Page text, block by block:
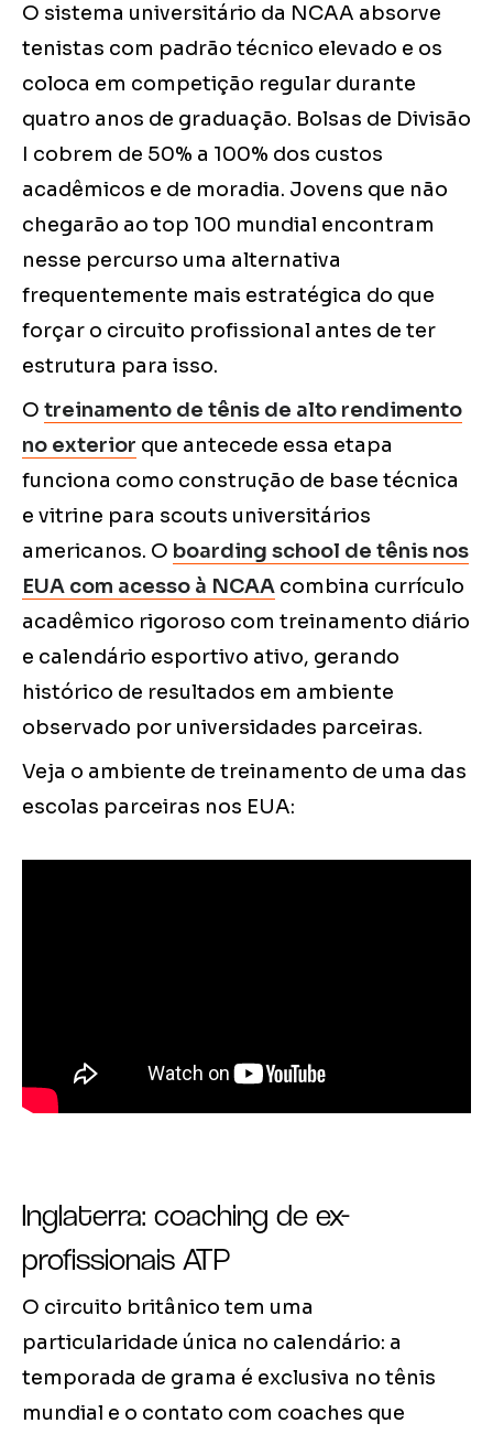
O sistema universitário da NCAA absorve
tenistas com padrão técnico elevado e os
coloca em competição regular durante
quatro anos de graduação. Bolsas de Divisão
I cobrem de 50% a 100% dos custos
acadêmicos e de moradia. Jovens que não
chegarão ao top 100 mundial encontram
nesse percurso uma alternativa
frequentemente mais estratégica do que
forçar o circuito profissional antes de ter
estrutura para isso.
O treinamento de tênis de alto rendimento
no exterior que antecede essa etapa
funciona como construção de base técnica
e vitrine para scouts universitários
americanos. O boarding school de tênis nos
EUA com acesso à NCAA combina currículo
acadêmico rigoroso com treinamento diário
e calendário esportivo ativo, gerando
histórico de resultados em ambiente
observado por universidades parceiras.
Veja o ambiente de treinamento de uma das
escolas parceiras nos EUA:
Inglaterra: coaching de ex-
profissionais ATP
O circuito britânico tem uma
particularidade única no calendário: a
temporada de grama é exclusiva no tênis
mundial e o contato com coaches que